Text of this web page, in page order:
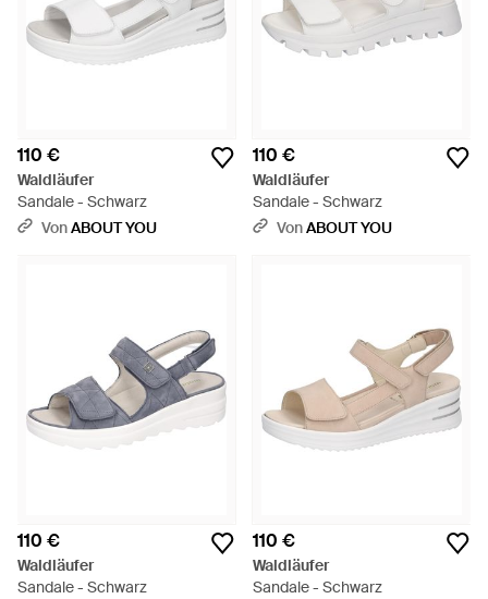
110 €
Waldläufer
Sandale - Schwarz
VonABOUT YOU
110 €
Waldläufer
Sandale - Schwarz
VonABOUT YOU
110 €
Waldläufer
Sandale - Schwarz
110 €
Waldläufer
Sandale - Schwarz